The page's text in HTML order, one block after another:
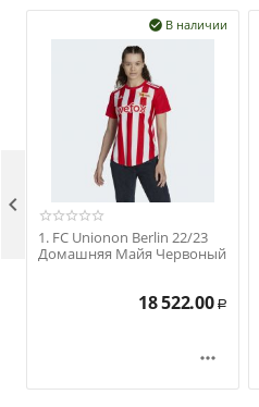
В наличии

1. FC Unionon Berlin 22/23
Домашняя Майя Червоный
18 522.00 Р

